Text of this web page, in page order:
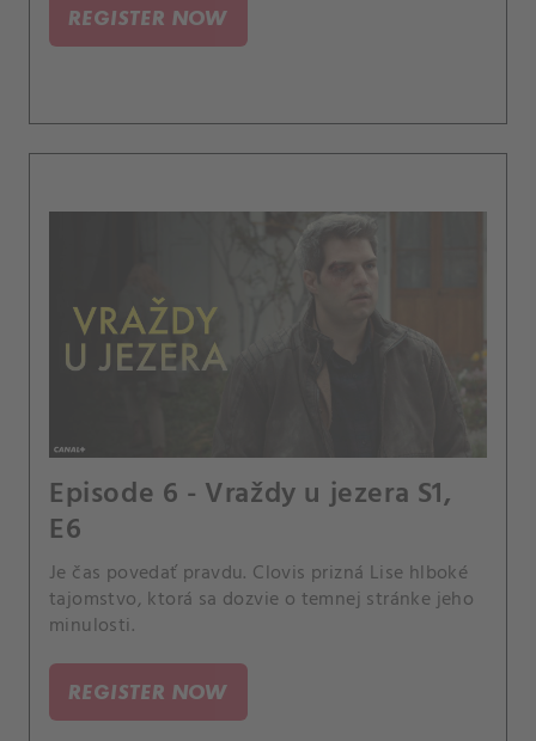
REGISTER NOW
Episode 6 - Vraždy u jezera S1,
E6
Je čas povedať pravdu. Clovis prizná Lise hlboké
tajomstvo, ktorá sa dozvie o temnej stránke jeho
minulosti.
REGISTER NOW